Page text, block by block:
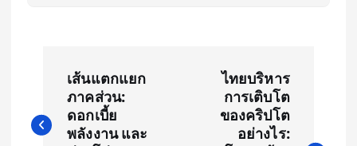
o
เส้นแตกแยก
ภาคส่วน:
ดอกเบี้ย
พลังงาน และ
ไทยบริหาร
การเติบโต
ของคริปโต
อย่างไร: